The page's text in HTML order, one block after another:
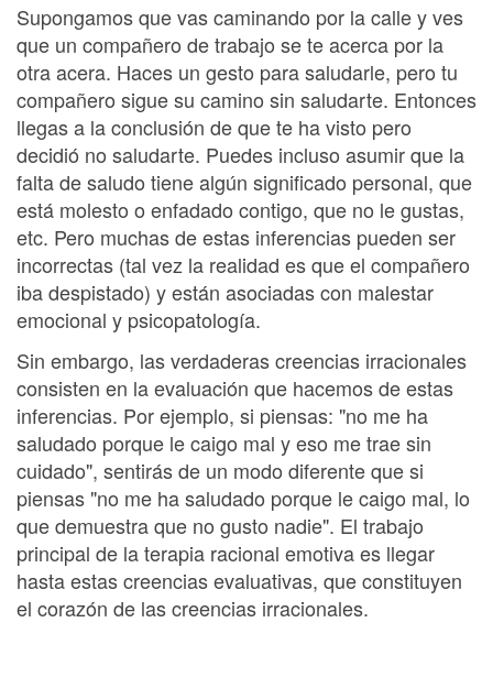
Supongamos que vas caminando por la calle y ves
que un compañero de trabajo se te acerca por la
otra acera. Haces un gesto para saludarle, pero tu
compañero sigue su camino sin saludarte. Entonces
llegas a la conclusión de que te ha visto pero
decidió no saludarte. Puedes incluso asumir que la
falta de saludo tiene algún significado personal, que
está molesto o enfadado contigo, que no le gustas,
etc. Pero muchas de estas inferencias pueden ser
incorrectas (tal vez la realidad es que el compañero
iba despistado) y están asociadas con malestar
emocional y psicopatología.
Sin embargo, las verdaderas creencias irracionales
consisten en la evaluación que hacemos de estas
inferencias. Por ejemplo, si piensas: "no me ha
saludado porque le caigo mal y eso me trae sin
cuidado", sentirás de un modo diferente que si
piensas "no me ha saludado porque le caigo mal, lo
que demuestra que no gusto nadie". El trabajo
principal de la terapia racional emotiva es llegar
hasta estas creencias evaluativas, que constituyen
el corazón de las creencias irracionales.